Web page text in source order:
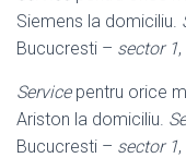
Siemens la domiciliu.
Bucucresti – sector 1
Servicepentru orice
Ariston la domiciliu.
Bucucresti – sector 1